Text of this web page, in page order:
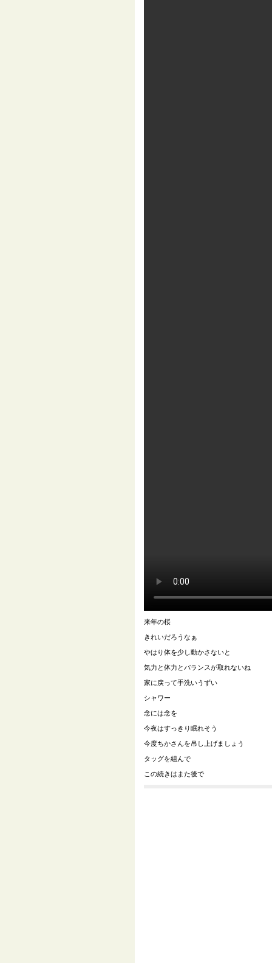
来年の桜
きれいだろうなぁ
やはり体を少し動かさないと
気力と体力とバランスが取れないね
家に戻って手洗いうずい
シャワー
念には念を
今夜はすっきり眠れそう
今度ちかさんを吊し上げましょう
タッグを組んで
この続きはまた後で